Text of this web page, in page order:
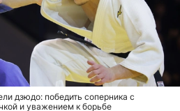
дзюдо: победить соперника с
и уважением к борьбе